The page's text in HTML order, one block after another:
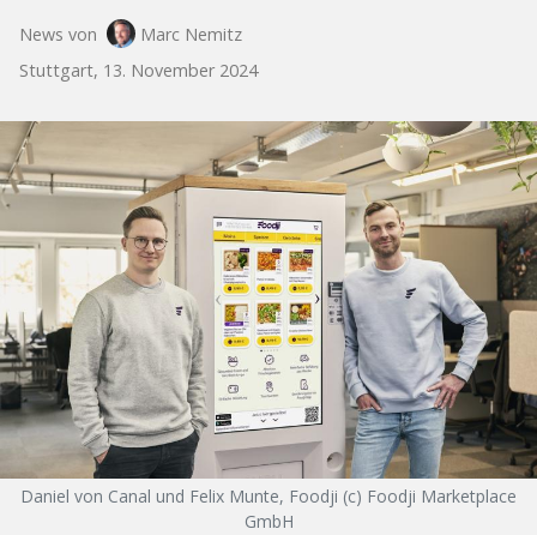
News von
Marc Nemitz
Stuttgart, 13. November 2024
Daniel von Canal und Felix Munte, Foodji (c) Foodji Marketplace
GmbH